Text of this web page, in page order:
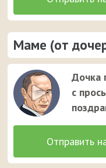
Маме (от
Дочка
с